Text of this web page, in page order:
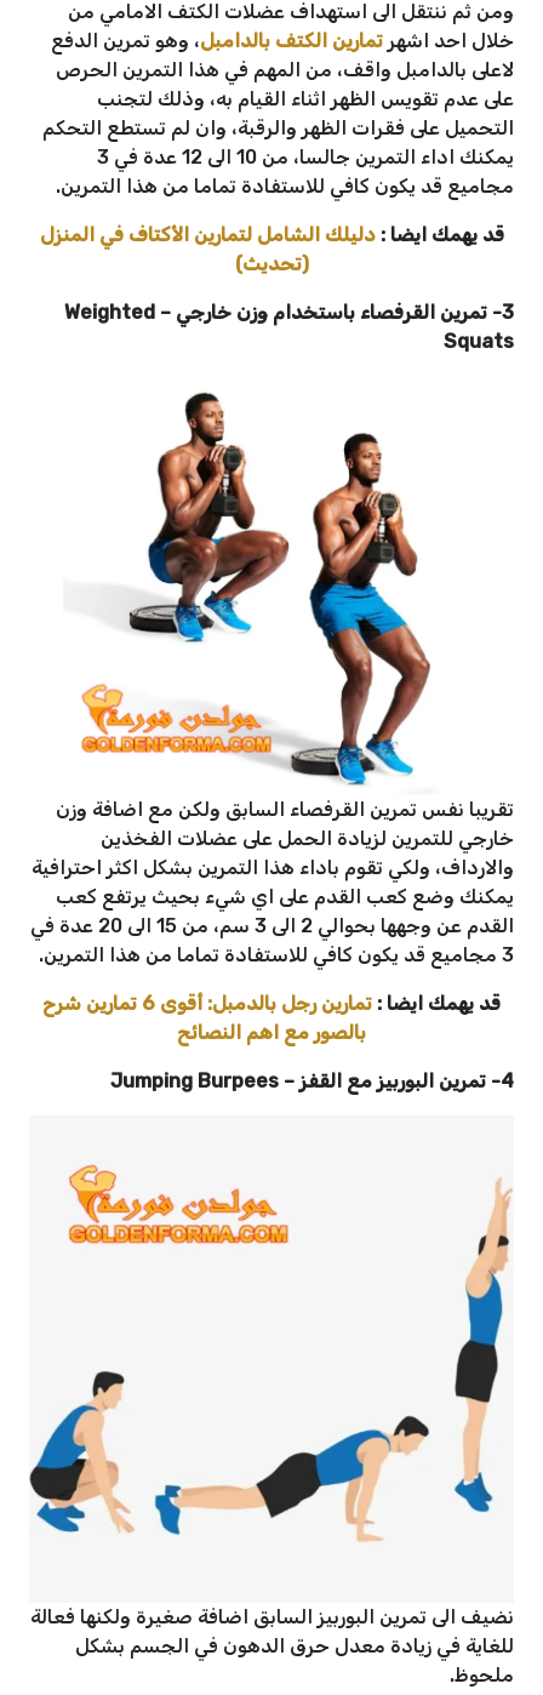
ومن ثم ننتقل الى استهداف عضلات الكتف الامامي من
خلال احد اشهر تمارين الكتف بالدامبل، وهو تمرين الدفع
لاعلى بالدامبل واقف، من المهم في هذا التمرين الحرص
على عدم تقويس الظهر اثناء القيام به، وذلك لتجنب
التحميل على فقرات الظهر والرقبة، وان لم تستطع التحكم
يمكنك اداء التمرين جالسا، من 10 الى 12 عدة في 3
مجاميع قد يكون كافي للاستفادة تماما من هذا التمرين.
قد يهمك ايضا :دليلك الشامل لتمارين الأكتاف في المنزل
(تحديث)
3- تمرين القرفصاء باستخدام وزن خارجي –
Weighted
Squats
تقريبا نفس تمرين القرفصاء السابق ولكن مع اضافة وزن
خارجي للتمرين لزيادة الحمل على عضلات الفخذين
والارداف، ولكي تقوم باداء هذا التمرين بشكل اكثر احترافية
يمكنك وضع كعب القدم على اي شيء بحيث يرتفع كعب
القدم عن وجهها بحوالي 2 الى 3 سم، من 15 الى 20 عدة في
3 مجاميع قد يكون كافي للاستفادة تماما من هذا التمرين.
قد يهمك ايضا :
تمارين رجل بالدمبل: أقوى 6 تمارين شرح
بالصور مع اهم النصائح
4- تمرين البوربيز مع القفز –
نضيف الى تمرين البوربيز السابق اضافة صغيرة ولكنها فعالة
للغاية في زيادة معدل حرق الدهون في الجسم بشكل
ملحوظ.